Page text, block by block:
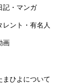
記・マンガ
レント・有名人
画
まひよについて